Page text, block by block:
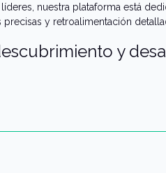
nuestra plataforma está
y retroalimentación
y